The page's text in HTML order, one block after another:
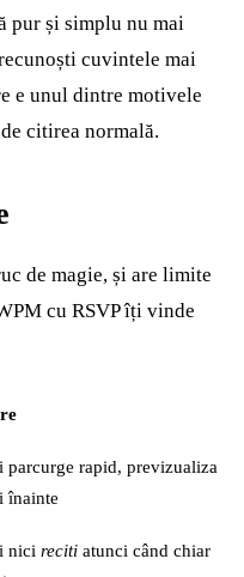
pur și simplu nu mai
cuvintele mai
e unul dintre motivele
citirea normală.
de magie, și are limite
cu RSVP îți vinde
parcurge rapid, previzualiza
înainte
nici recitiatunci când chiar